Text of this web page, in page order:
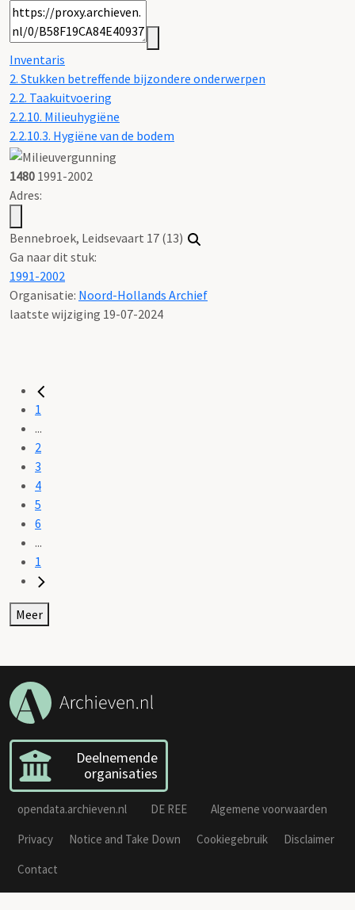
Inventaris
2. Stukken betreffende bijzondere onderwerpen
2.2. Taakuitvoering
2.2.10. Milieuhygiëne
2.2.10.3. Hygiëne van de bodem
1480 1991-2002
Adres:
Bennebroek, Leidsevaart 17 (13)
Ga naar dit stuk:
1991-2002
Organisatie: Noord-Hollands Archief
laatste wijziging 19-07-2024
1
...
2
3
4
5
6
...
1
Meer
Deelnemende
organisaties
opendata.archieven.nl DE REE
Algemene voorwaarden
Privacy
Notice and Take Down Cookiegebruik
Disclaimer
Contact